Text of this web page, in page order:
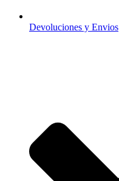
Devoluciones y Envios